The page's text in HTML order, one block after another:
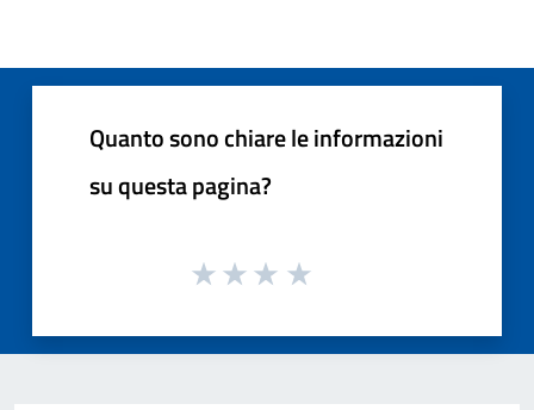
Quanto sono chiare le informazioni
su questa pagina?